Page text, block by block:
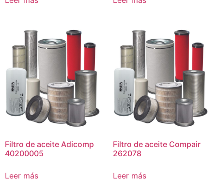
Filtro de aceite Adicomp
40200005
Leer más
Filtro de aceite Compair
262078
Leer más